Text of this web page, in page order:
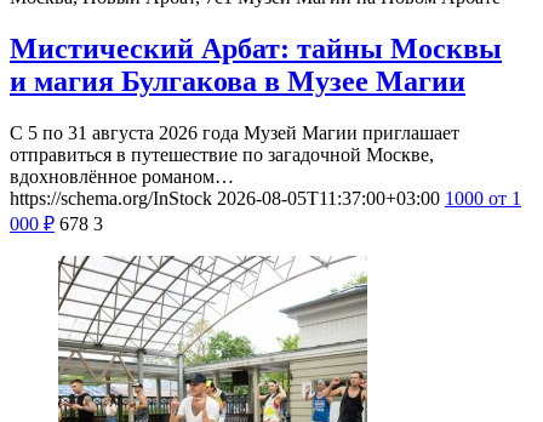
Мистический Арбат: тайны Москвы
и магия Булгакова в Музее Магии
С 5 по 31 августа 2026 года Музей Магии приглашает
отправиться в путешествие по загадочной Москве,
вдохновлённое романом…
https://schema.org/InStock 2026-08-05T11:37:00+03:00 1000 от 1
000 ₽ 678 3